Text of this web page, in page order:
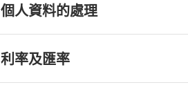
個人資料的處理
利率及匯率